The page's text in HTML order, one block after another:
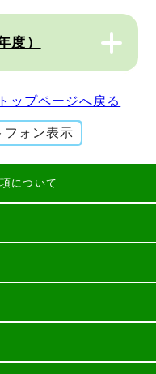
度）
トップページへ戻る
フォン表示
について